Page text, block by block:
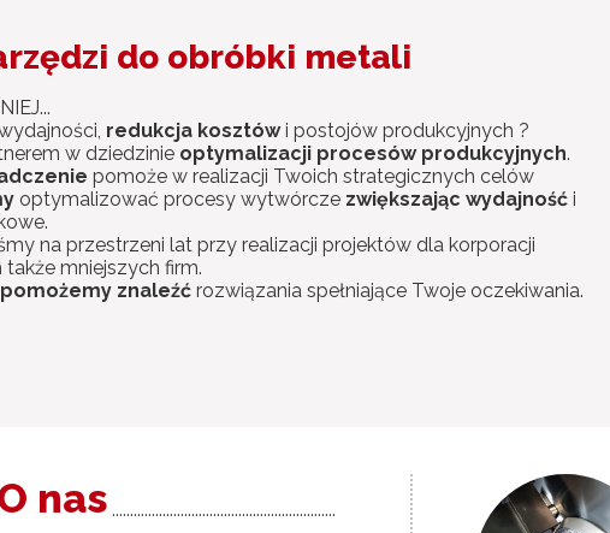
do obróbki metali
redukcja kosztówi postojów produkcyjnych ?
w dziedzinie optymalizacji procesów produkcyjnych.
pomoże w realizacji Twoich strategicznych celów
optymalizować procesy wytwórcze zwiększając wydajność i
na przestrzeni lat przy realizacji projektów dla korporacji
mniejszych firm.
pomożemy znaleźć rozwiązania spełniające Twoje oczekiwania.
nas ..............................................................